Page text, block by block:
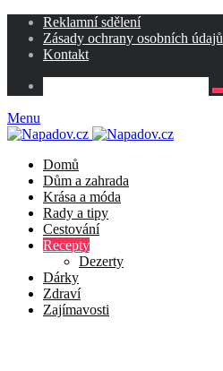
Reklamní sdělení
Zásady ochrany osobních údajů
Kontakt
Menu
Domů
Dům a zahrada
Krása a móda
Rady a tipy
Cestování
Recepty
Dezerty
Dárky
Zdraví
Zajímavosti